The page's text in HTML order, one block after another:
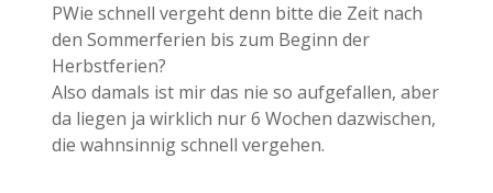
PWie schnell vergeht denn bitte die Zeit nach
den Sommerferien bis zum Beginn der
Herbstferien?
Also damals ist mir das nie so aufgefallen, aber
da liegen ja wirklich nur 6 Wochen dazwischen,
die wahnsinnig schnell vergehen.